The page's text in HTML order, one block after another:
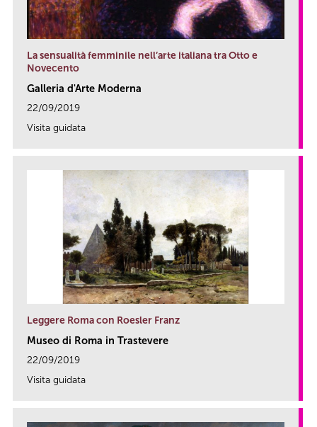
La sensualità femminile nell’arte italiana tra Otto e
Novecento
Galleria d'Arte Moderna
22/09/2019
Visita guidata
Leggere Roma con Roesler Franz
Museo di Roma in Trastevere
22/09/2019
Visita guidata